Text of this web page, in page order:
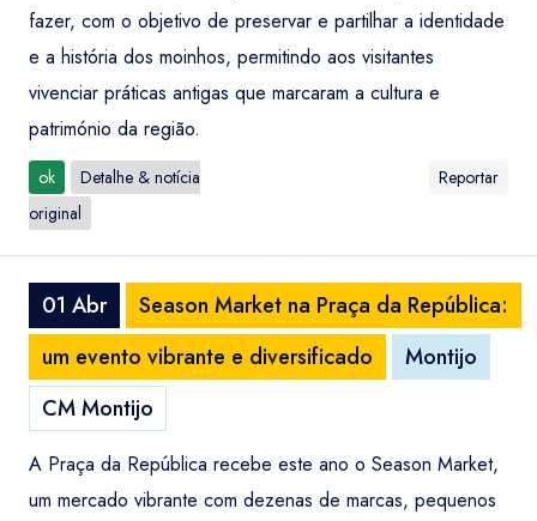
fazer, com o objetivo de preservar e partilhar a identidade
e a história dos moinhos, permitindo aos visitantes
vivenciar práticas antigas que marcaram a cultura e
património da região.
ok
Detalhe & notícia
original
Reportar
01 Abr
Season Market na Praça da República:
um evento vibrante e diversificado
Montijo
CM Montijo
A Praça da República recebe este ano o Season Market,
um mercado vibrante com dezenas de marcas, pequenos